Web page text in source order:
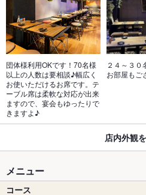
団体様利用OKです！70名様
以上の人数は要相談♪幅広く
お使いただけるお席です。テ
ーブル席は柔軟な対応が出来
ますので、宴会もゆったりで
きますよ♪
２４～３０
お部屋もご
店内外観
メニュー
コース